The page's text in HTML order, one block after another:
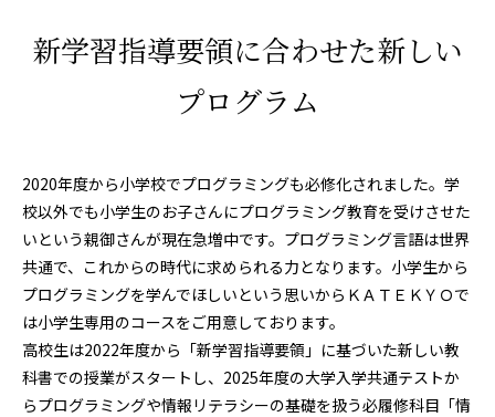
新学習指導要領に合わせた新しい
プログラム
2020年度から小学校でプログラミングも必修化されました。学
校以外でも小学生のお子さんにプログラミング教育を受けさせた
いという親御さんが現在急増中です。プログラミング言語は世界
共通で、これからの時代に求められる力となります。小学生から
プログラミングを学んでほしいという思いからＫＡＴＥＫＹＯで
は小学生専用のコースをご用意しております。
高校生は2022年度から「新学習指導要領」に基づいた新しい教
科書での授業がスタートし、2025年度の大学入学共通テストか
らプログラミングや情報リテラシーの基礎を扱う必履修科目「情